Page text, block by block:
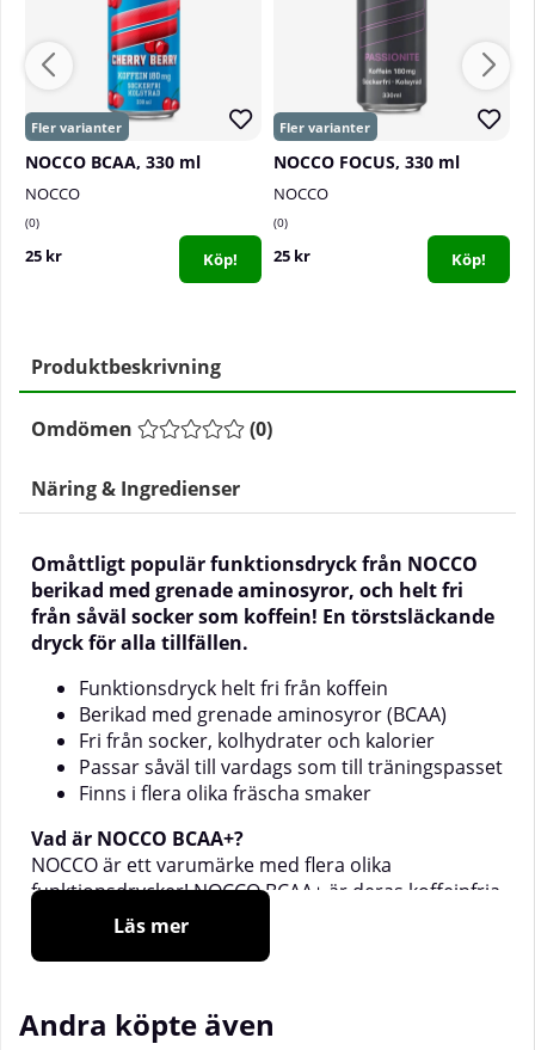
NOCCO BCAA, 330 ml
NOCCO
0
25 kr Köp!
NOCCO FOCUS, 330 ml
NOCCO
0
25 kr Köp!
Produktbeskrivning
Omdömen (0)
Näring & Ingredienser
Omåttligt populär funktionsdryck från NOCCO
berikad med grenade aminosyror, och helt fri
från såväl socker som koffein! En törstsläckande
dryck för alla tillfällen.
Funktionsdryck helt fri från koffein
Berikad med grenade aminosyror (BCAA)
Fri från socker, kolhydrater och kalorier
Passar såväl till vardags som till träningspasset
Finns i flera olika fräscha smaker
Vad är NOCCO BCAA+?
NOCCO är ett varumärke med flera olika
funktionsdrycker! NOCCO BCAA+ är deras koffeinfria
variant av deras original NOCCO BCAA. Förutom att
och kolhydrater som kalorier! Att släcka törsten
nog som det är, men att dessutom kunna göra det
Läs mer
Andra köpte även